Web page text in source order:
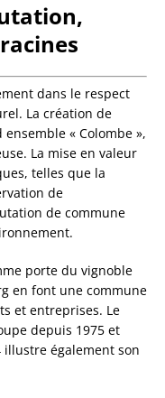
dans le respect
La création de
« Colombe »,
La mise en valeur
telles que la
de
de commune
porte du vignoble
en font une commune
et entreprises. Le
depuis 1975 et
illustre également son